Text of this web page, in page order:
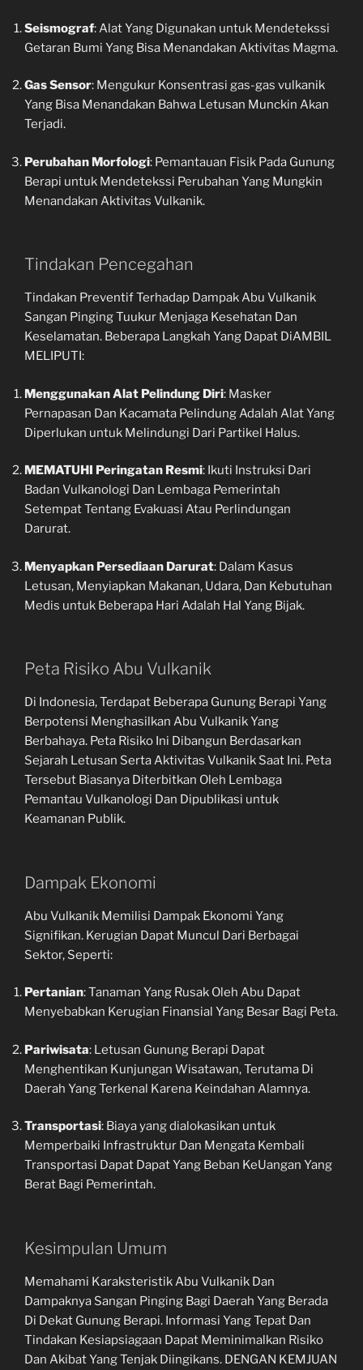
Seismograf: Alat Yang Digunakan untuk Mendetekssi
Getaran Bumi Yang Bisa Menandakan Aktivitas Magma.
Gas Sensor: Mengukur Konsentrasi gas-gas vulkanik
Yang Bisa Menandakan Bahwa Letusan Munckin Akan
Terjadi.
Perubahan Morfologi: Pemantauan Fisik Pada Gunung
Berapi untuk Mendetekssi Perubahan Yang Mungkin
Menandakan Aktivitas Vulkanik.
Tindakan Pencegahan
Tindakan Preventif Terhadap Dampak Abu Vulkanik
Sangan Pinging Tuukur Menjaga Kesehatan Dan
Keselamatan. Beberapa Langkah Yang Dapat DiAMBIL
MELIPUTI:
Menggunakan Alat Pelindung Diri: Masker
Pernapasan Dan Kacamata Pelindung Adalah Alat Yang
Diperlukan untuk Melindungi Dari Partikel Halus.
MEMATUHI Peringatan Resmi: Ikuti Instruksi Dari
Badan Vulkanologi Dan Lembaga Pemerintah
Setempat Tentang Evakuasi Atau Perlindungan
Darurat.
Menyapkan Persediaan Darurat: Dalam Kasus
Letusan, Menyiapkan Makanan, Udara, Dan Kebutuhan
Medis untuk Beberapa Hari Adalah Hal Yang Bijak.
Peta Risiko Abu Vulkanik
Di Indonesia, Terdapat Beberapa Gunung Berapi Yang
Berpotensi Menghasilkan Abu Vulkanik Yang
Berbahaya. Peta Risiko Ini Dibangun Berdasarkan
Sejarah Letusan Serta Aktivitas Vulkanik Saat Ini. Peta
Tersebut Biasanya Diterbitkan Oleh Lembaga
Pemantau Vulkanologi Dan Dipublikasi untuk
Keamanan Publik.
Dampak Ekonomi
Abu Vulkanik Memilisi Dampak Ekonomi Yang
Signifikan. Kerugian Dapat Muncul Dari Berbagai
Sektor, Seperti:
Pertanian: Tanaman Yang Rusak Oleh Abu Dapat
Menyebabkan Kerugian Finansial Yang Besar Bagi Peta.
Pariwisata: Letusan Gunung Berapi Dapat
Menghentikan Kunjungan Wisatawan, Terutama Di
Daerah Yang Terkenal Karena Keindahan Alamnya.
Transportasi: Biaya yang dialokasikan untuk
Memperbaiki Infrastruktur Dan Mengata Kembali
Transportasi Dapat Dapat Yang Beban KeUangan Yang
Berat Bagi Pemerintah.
Kesimpulan Umum
Memahami Karaksteristik Abu Vulkanik Dan
Dampaknya Sangan Pinging Bagi Daerah Yang Berada
Di Dekat Gunung Berapi. Informasi Yang Tepat Dan
Tindakan Kesiapsiagaan Dapat Meminimalkan Risiko
Dan Akibat Yang Tenjak Diingikans. DENGAN KEMJUAN